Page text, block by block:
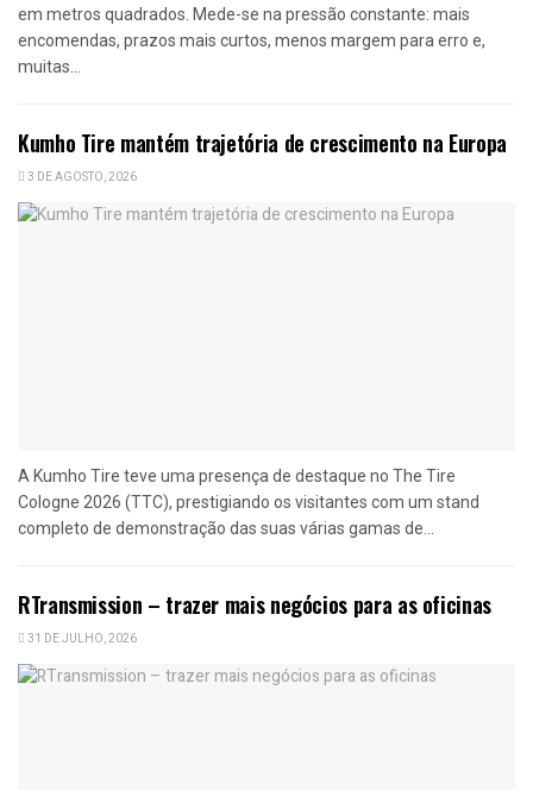
em metros quadrados. Mede-se na pressão constante: mais
encomendas, prazos mais curtos, menos margem para erro e,
muitas...
Kumho Tire mantém trajetória de crescimento na Europa
3 DE AGOSTO, 2026
A Kumho Tire teve uma presença de destaque no The Tire
Cologne 2026 (TTC), prestigiando os visitantes com um stand
completo de demonstração das suas várias gamas de...
RTransmission – trazer mais negócios para as oficinas
31 DE JULHO, 2026